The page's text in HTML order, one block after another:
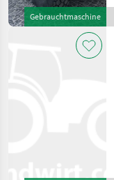
Gebrauchtmaschine